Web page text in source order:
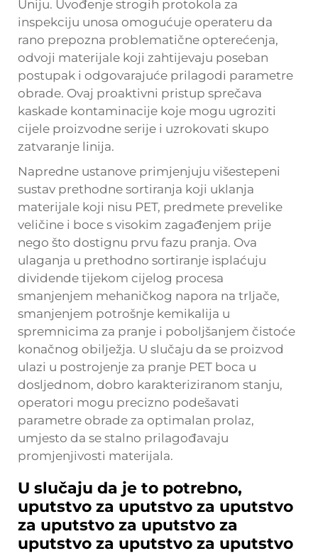
Uniju. Uvođenje strogih protokola za
inspekciju unosa omogućuje operateru da
rano prepozna problematične opterećenja,
odvoji materijale koji zahtijevaju poseban
postupak i odgovarajuće prilagodi parametre
obrade. Ovaj proaktivni pristup sprečava
kaskade kontaminacije koje mogu ugroziti
cijele proizvodne serije i uzrokovati skupo
zatvaranje linija.
Napredne ustanove primjenjuju višestepeni
sustav prethodne sortiranja koji uklanja
materijale koji nisu PET, predmete prevelike
veličine i boce s visokim zagađenjem prije
nego što dostignu prvu fazu pranja. Ova
ulaganja u prethodno sortiranje isplaćuju
dividende tijekom cijelog procesa
smanjenjem mehaničkog napora na trljače,
smanjenjem potrošnje kemikalija u
spremnicima za pranje i poboljšanjem čistoće
konačnog obilježja. U slučaju da se proizvod
ulazi u postrojenje za pranje PET boca u
dosljednom, dobro karakteriziranom stanju,
operatori mogu precizno podešavati
parametre obrade za optimalan prolaz,
umjesto da se stalno prilagođavaju
promjenjivosti materijala.
U slučaju da je to potrebno,
uputstvo za uputstvo za uputstvo
za uputstvo za uputstvo za
uputstvo za uputstvo za uputstvo